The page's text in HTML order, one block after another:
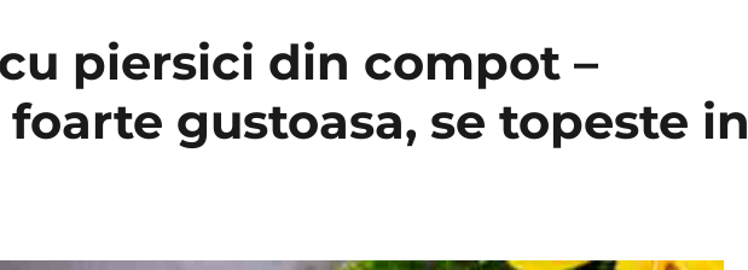
piersici din compot –
gustoasa, se topeste in